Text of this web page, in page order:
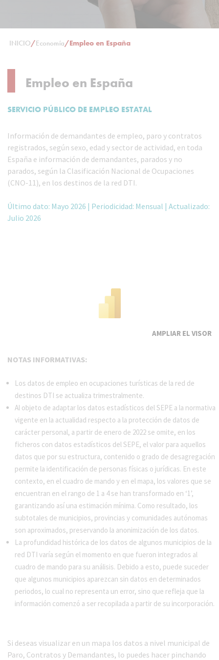
INICIO/Economía/Empleo en España
Empleo en España
SERVICIO PÚBLICO DE EMPLEO ESTATAL
Información de demandantes de empleo, paro y contratos
registrados, según sexo, edad y sector de actividad, en toda
España e información de demandantes, parados y no
parados, según la Clasificación Nacional de Ocupaciones
(CNO-11), en los destinos de la red DTI.
Último dato: Mayo 2026 | Periodicidad: Mensual | Actualizado:
Julio 2026
EL VISOR
NOTAS INFORMATIVAS:
Los datos de empleo en ocupaciones turísticas de la red de
destinos DTI se actualiza trimestralmente.
Al objeto de adaptar los datos estadísticos del SEPE a la normativa
vigente en la actualidad respecto a la protección de datos de
carácter personal, a partir de enero de 2022 se omite, en los
ficheros con datos estadísticos del SEPE, el valor para aquellos
datos que por su estructura, contenido o grado de desagregación
permite la identificación de personas físicas o jurídicas. En este
contexto, en el cuadro de mando y en el mapa, los valores que se
encuentran en el rango de 1 a 4 se han transformado en ‘1’,
garantizando así una estimación mínima. Como resultado, los
subtotales de municipios, provincias y comunidades autónomas
son aproximados, preservando la anonimización de los datos.
La profundidad histórica de los datos de algunos municipios de la
red DTI varía según el momento en que fueron integrados al
cuadro de mando para su análisis. Debido a esto, puede suceder
que algunos municipios aparezcan sin datos en determinados
periodos, lo cual no representa un error, sino que refleja que la
información comenzó a ser recopilada a partir de su incorporación.
Si deseas visualizar en un mapa los datos a nivel municipal de
Paro, Contratos y Demandantes, lo puedes hacer pinchando